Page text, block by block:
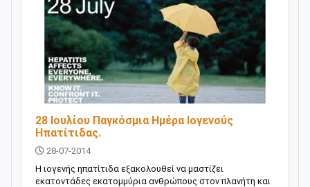
28 Ιουλίου Παγκόσμια Ημέρα Ιογενούς
Ηπατίτιδας.
28-07-2014
Η ιογενής ηπατίτιδα εξακολουθεί να μαστίζει
εκατοντάδες εκατομμύρια ανθρώπους στον πλανήτη και